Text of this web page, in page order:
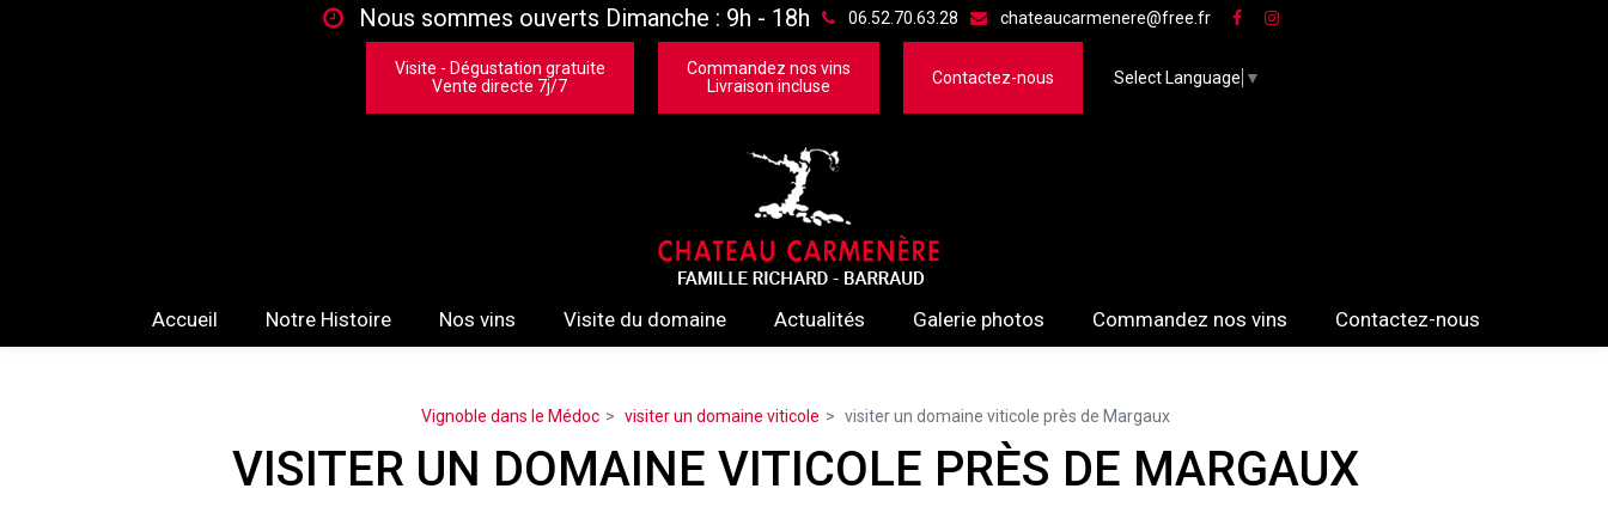
Nous sommes ouverts Dimanche : 9h - 18h 06.52.70.63.28 chateaucarmenere@free.fr
Visite - Dégustation gratuite
Vente directe 7j/7
Commandez nos vins
Livraison incluse
Contactez-nous Select Language ▼
Accueil Notre Histoire Nos vins Visite du domaine Actualités Galerie photos Commandez nos vins Contactez-nous
Vignoble dans le Médoc visiter un domaine viticole visiter un domaine viticole près de Margaux
VISITER UN DOMAINE VITICOLE PRÈS DE MARGAUX